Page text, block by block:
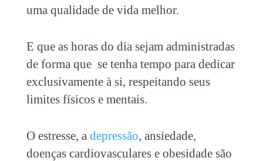
uma qualidade de vida melhor.
E que as horas do dia sejam administradas
de forma que se tenha tempo para dedicar
exclusivamente à si, respeitando seus
limites físicos e mentais.
O estresse, a depressão, ansiedade,
doenças cardiovasculares e obesidade são